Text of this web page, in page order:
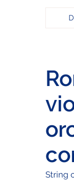
String